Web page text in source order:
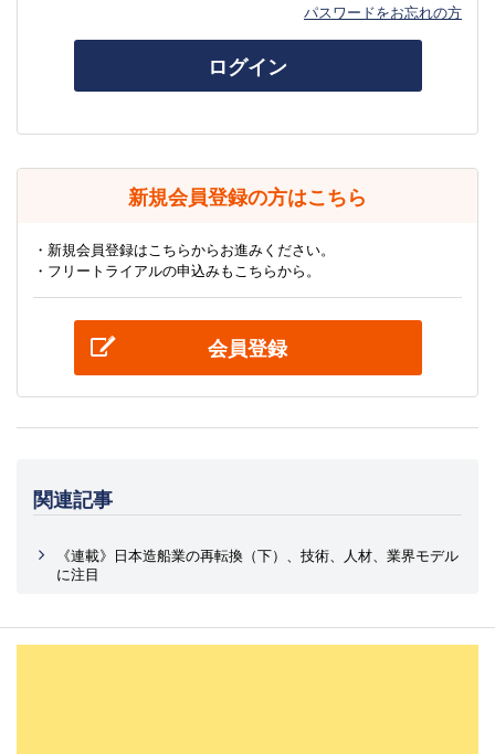
パスワードをお忘れの方
ログイン
新規会員登録の方はこちら
・新規会員登録はこちらからお進みください。
・フリートライアルの申込みもこちらから。
会員登録
関連記事
《連載》日本造船業の再転換（下）、技術、人材、業界モデル
に注目